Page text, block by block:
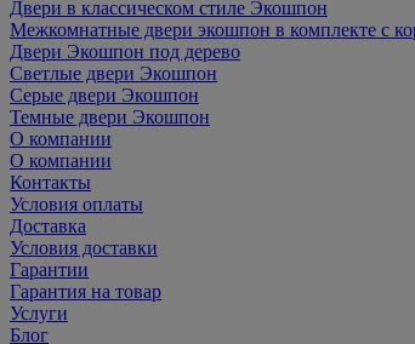
Двери в классическом стиле Экошпон
Межкомнатные двери экошпон в комплекте с
Двери Экошпон под дерево
Светлые двери Экошпон
Серые двери Экошпон
Темные двери Экошпон
О компании
О компании
Контакты
Условия оплаты
Доставка
Условия доставки
Гарантии
Гарантия на товар
Услуги
Блог